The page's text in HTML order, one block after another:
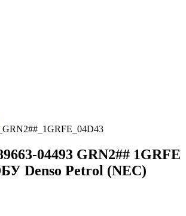
04493 GRN2## 1GRFE
Denso Petrol (NEC)